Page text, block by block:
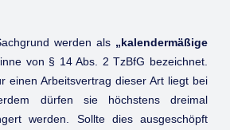
werden als „kalendermäßige
von § 14 Abs. 2 TzBfG bezeichnet.
einen Arbeitsvertrag dieser Art liegt bei
dürfen sie höchstens dreimal
werden. Sollte dies ausgeschöpft